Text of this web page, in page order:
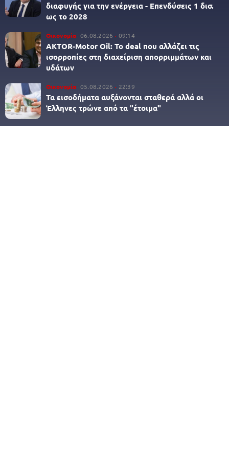
διαφυγής για την ενέργεια - Επενδύσεις 1 δισ.
ως το 2028
Οικονομία 06.08.2026 09:14
AKTOR-Motor Oil: Το deal που αλλάζει τις
ισορροπίες στη διαχείριση απορριμμάτων και
υδάτων
Οικονομία 05.08.2026 22:39
Τα εισοδήματα αυξάνονται σταθερά αλλά οι
Έλληνες τρώνε από τα "έτοιμα"